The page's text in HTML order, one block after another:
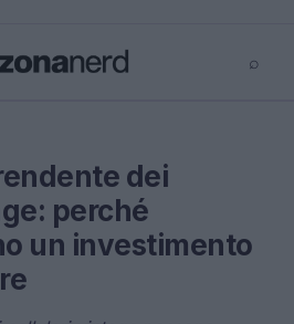
⌕
dei
perché
un investimento